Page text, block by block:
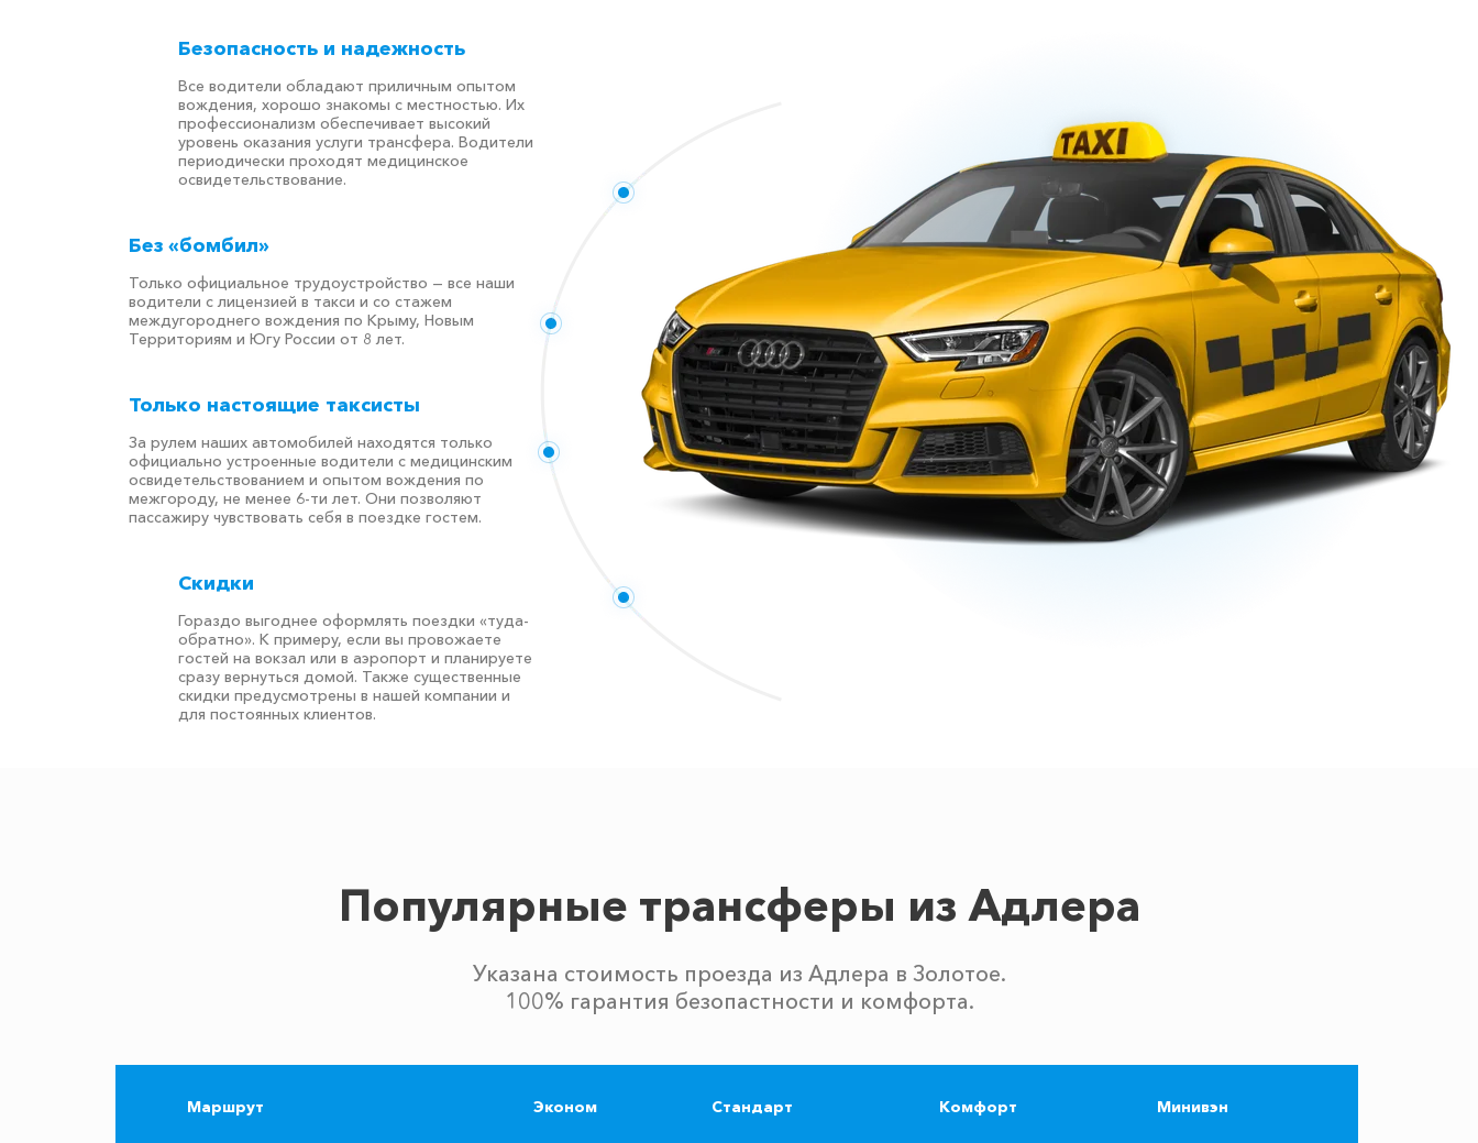
Безопасность и надежность
Все водители обладают приличным опытом
вождения, хорошо знакомы с местностью. Их
профессионализм обеспечивает высокий
уровень оказания услуги трансфера. Водители
периодически проходят медицинское
освидетельствование.
Без «бомбил»
Только официальное трудоустройство — все наши
водители с лицензией в такси и со стажем
междугороднего вождения по Крыму, Новым
Территориям и Югу России от 8 лет.
Только настоящие таксисты
За рулем наших автомобилей находятся только
официально устроенные водители с медицинским
освидетельствованием и опытом вождения по
межгороду, не менее 6-ти лет. Они позволяют
пассажиру чувствовать себя в поездке гостем.
Скидки
Гораздо выгоднее оформлять поездки «туда-
обратно». К примеру, если вы провожаете
гостей на вокзал или в аэропорт и планируете
сразу вернуться домой. Также существенные
скидки предусмотрены в нашей компании и
для постоянных клиентов.
Популярные трансферы из Адлера
Указана стоимость проезда из Адлера в Золотое.
100% гарантия безопастности и комфорта.
Маршрут Эконом Стандарт Комфорт Минивэн